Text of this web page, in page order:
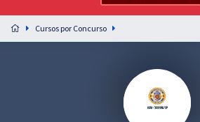
Preparação completa e intensiva para as principais
residências em saúde do Brasil
Cursos por Concurso